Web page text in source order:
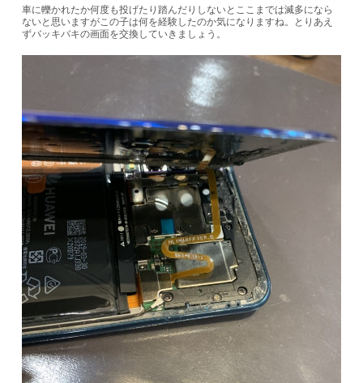
車に轢かれたか何度も投げたり踏んだりしないとここまでは滅多になら
ないと思いますがこの子は何を経験したのか気になりますね。とりあえ
ずバッキバキの画面を交換していきましょう。